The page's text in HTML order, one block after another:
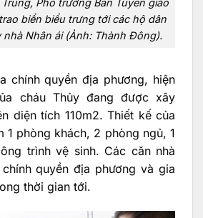
Phó trưởng Ban Tuyên giáo
biển biểu trưng tới các hộ dân
Nhân ái (Ảnh: Thành Đông).
chính quyền địa phương, hiện
cháu Thủy đang được xây
diện tích 110m2. Thiết kế của
1 phòng khách, 2 phòng ngủ, 1
trình vệ sinh. Các căn nhà
quyền địa phương và gia
thời gian tới.